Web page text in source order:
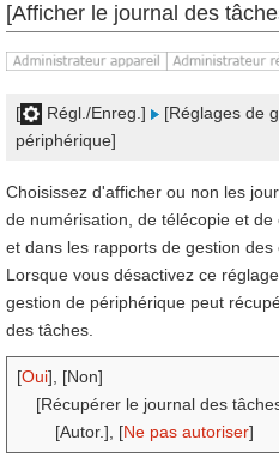
[Afficher le journal des
[ Régl./Enreg.] [Réglages de
périphérique]
Choisissez d'afficher ou non les
de numérisation, de télécopie et
et dans les rapports de gestion des
Lorsque vous désactivez ce
gestion de périphérique peut
des tâches.
[Oui], [Non]
[Récupérer le journal des
[Autor.], [Ne pas autoriser]